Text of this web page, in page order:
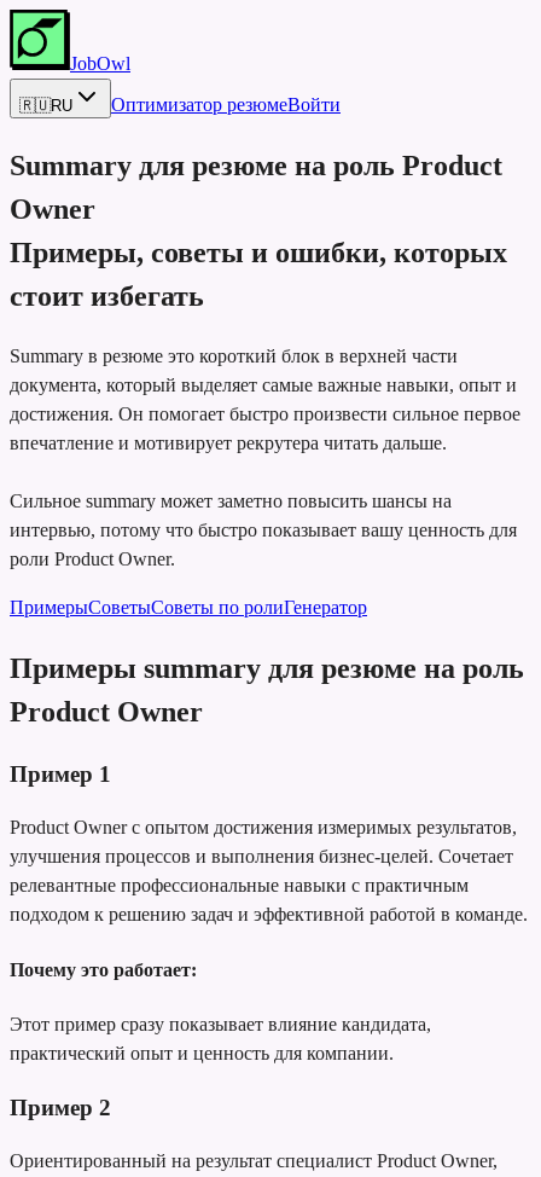
JobOwl
🇷🇺RU Оптимизатор резюмеВойти
Summary для резюме на роль Product
Owner
Примеры, советы и ошибки, которых
стоит избегать
Summary в резюме это короткий блок в верхней части
документа, который выделяет самые важные навыки, опыт и
достижения. Он помогает быстро произвести сильное первое
впечатление и мотивирует рекрутера читать дальше.
Сильное summary может заметно повысить шансы на
интервью, потому что быстро показывает вашу ценность для
роли Product Owner.
ПримерыСоветыСоветы по ролиГенератор
Примеры summary для резюме на роль
Product Owner
Пример 1
Product Owner с опытом достижения измеримых результатов,
улучшения процессов и выполнения бизнес-целей. Сочетает
релевантные профессиональные навыки с практичным
подходом к решению задач и эффективной работой в команде.
Почему это работает:
Этот пример сразу показывает влияние кандидата,
практический опыт и ценность для компании.
Пример 2
Ориентированный на результат специалист Product Owner,